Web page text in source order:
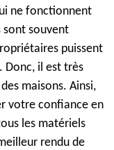
ne fonctionnent
sont souvent
puissent
Donc, il est très
maisons. Ainsi,
votre confiance en
les matériels
rendu de